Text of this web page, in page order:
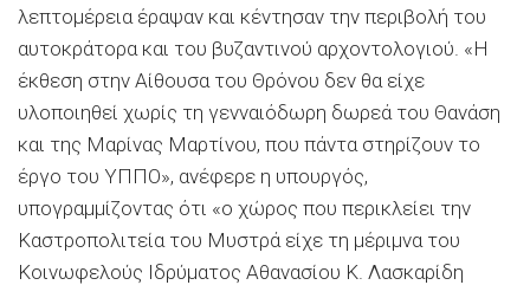
λεπτομέρεια έραψαν και κέντησαν την περιβολή του
αυτοκράτορα και του βυζαντινού αρχοντολογιού. «Η
έκθεση στην Αίθουσα του Θρόνου δεν θα είχε
υλοποιηθεί χωρίς τη γενναιόδωρη δωρεά του Θανάση
και της Μαρίνας Μαρτίνου, που πάντα στηρίζουν το
έργο του ΥΠΠΟ», ανέφερε η υπουργός,
υπογραμμίζοντας ότι «ο χώρος που περικλείει την
Καστροπολιτεία του Μυστρά είχε τη μέριμνα του
Κοινωφελούς Ιδρύματος Αθανασίου Κ. Λασκαρίδη